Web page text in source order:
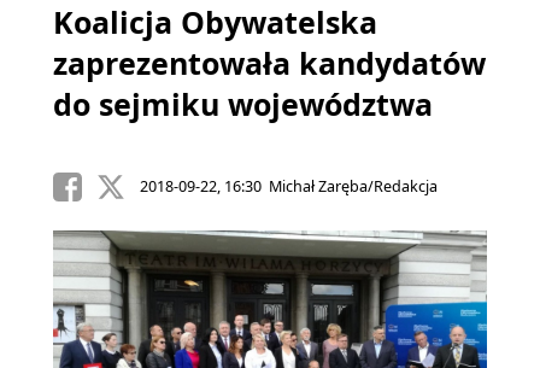
Koalicja Obywatelska
zaprezentowała kandydatów
do sejmiku województwa
2018-09-22, 16:30 Michał Zaręba/Redakcja